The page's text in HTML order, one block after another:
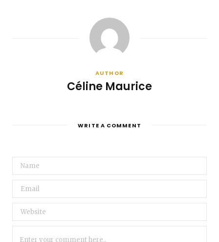
AUTHOR
Céline Maurice
WRITE A COMMENT